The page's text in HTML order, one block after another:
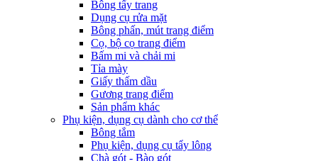
Bông tẩy trang
Dụng cụ rửa mặt
Bông phấn, mút trang điểm
Cọ, bộ cọ trang điểm
Bấm mi và chải mi
Tỉa mày
Giấy thấm dầu
Gương trang điểm
Sản phẩm khác
Phụ kiện, dụng cụ dành cho cơ thể
Bông tắm
Phụ kiện, dụng cụ tẩy lông
Chà gót - Bào gót